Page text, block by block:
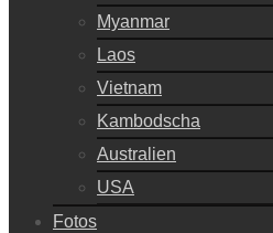
Myanmar
Laos
Vietnam
Kambodscha
Australien
USA
Fotos